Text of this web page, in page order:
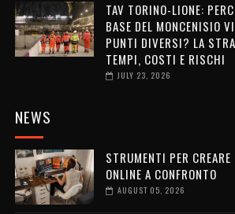
TAV TORINO-LIONE:
BASE DEL MONCENISIO
PUNTI DIVERSI? LA
TEMPI, COSTI E RISCHI
JULY 23, 2026
NEWS
STRUMENTI PER
ONLINE A CONFRONTO
AUGUST 05, 2026